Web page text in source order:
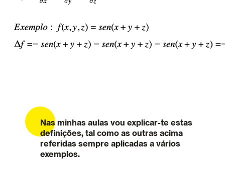
Nas minhas aulas vou explicar-te estas
definições, tal como as outras acima
referidas sempre aplicadas a vários
exemplos.